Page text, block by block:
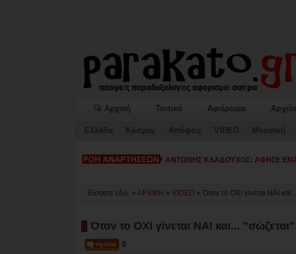
Αρχική Τοπικά Αφιέρωμα
Ελλάδα Κόσμος Απόψεις VIDEO Μουσική
ΚΙΑΤΟ: Η «ΕΠΟΜΕΝΗ ΜΕΡΑ»
Είσαστε εδώ: » ΑΡΧΙΚΗ » VIDEO » Όταν το ΟΧΙ γίνεται ΝΑΙ
Όταν το ΟΧΙ γίνεται ΝΑΙ και...
0